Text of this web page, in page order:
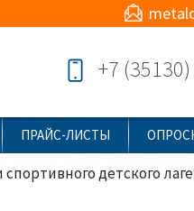
+7
ПРАЙС-ЛИСТЫ
детского